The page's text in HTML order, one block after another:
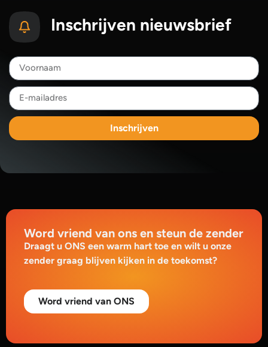
Inschrijven nieuwsbrief
Inschrijven
Word vriend van ons en steun de zender
Draagt u ONS een warm hart toe en wilt u onze
zender graag blijven kijken in de toekomst?
Word vriend van ONS